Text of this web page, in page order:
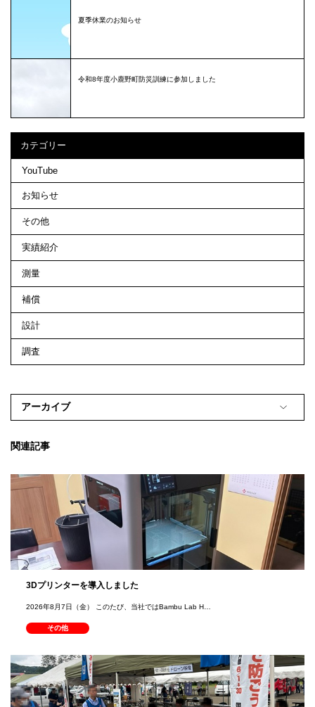
夏季休業のお知らせ
令和8年度小鹿野町防災訓練に参加しました
カテゴリー
YouTube
お知らせ
その他
実績紹介
測量
補償
設計
調査
アーカイブ
関連記事
3Dプリンターを導入しました
2026年8月7日（金） このたび、当社ではBambu Lab H…
その他